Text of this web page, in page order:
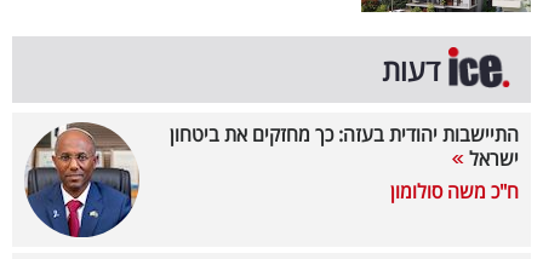
טלוויזיה
עסקי
ספורט
קריירה
דעות
התיישבות יהודית בעזה: כך מחזקים את ביטחון
ישראל
ח"כ משה סולומון